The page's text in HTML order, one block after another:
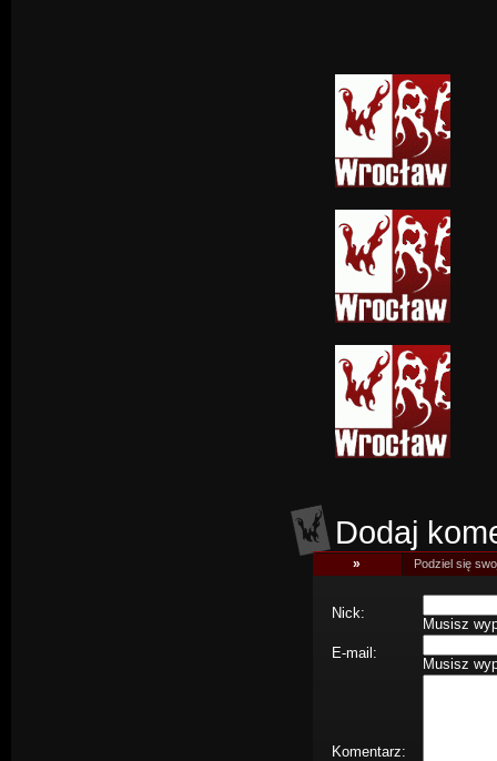
Dodaj
» Podziel się
Nick:
Musisz
E-mail:
Musisz
Komentarz: